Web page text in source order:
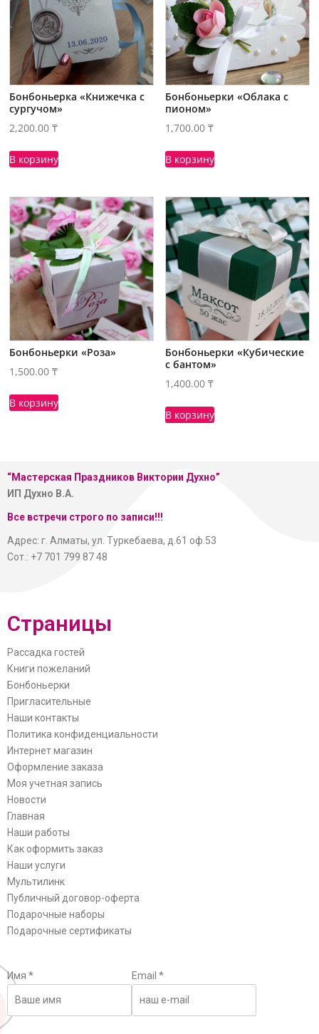
Бонбоньерка «Книжечка с
сургучом»
2,200.00₸
В корзину
Бонбоньерки «Облака с
пионом»
1,700.00₸
В корзину
Бонбоньерки «Роза»
1,500.00₸
В корзину
Бонбоньерки «Кубические
с бантом»
1,400.00₸
В корзину
“Мастерская Праздников Виктории Духно”
ИП Духно В.А.
Все встречи строго по записи!!!
Адрес: г. Алматы, ул. Туркебаева, д.61 оф.53
Сот.: +7 701 799 87 48
Страницы
Рассадка гостей
Книги пожеланий
Бонбоньерки
Пригласительные
Наши контакты
Политика конфиденциальности
Интернет магазин
Оформление заказа
Моя учетная запись
Новости
Главная
Наши работы
Как оформить заказ
Наши услуги
Мультилинк
Публичный договор-оферта
Подарочные наборы
Подарочные сертификаты
Имя * Email *